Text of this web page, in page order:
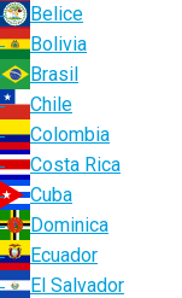
Belice
Bolivia
Brasil
Chile
Colombia
Costa Rica
Cuba
Dominica
Ecuador
El Salvador